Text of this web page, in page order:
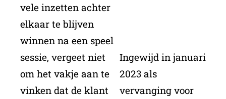
vele inzetten achter
elkaar te blijven
winnen na een speel
sessie, vergeet niet
om het vakje aan te
vinken dat de klant
Ingewijd in januari
2023 als
vervanging voor